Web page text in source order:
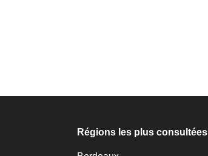
Régions les plus consultées